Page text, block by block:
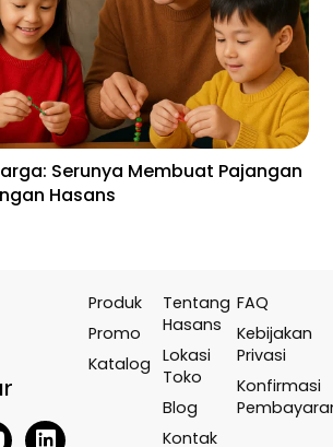
Serunya Membuat Pajangan
Hasans
Produk
Promo
Katalog
Tentang
Hasans
Lokasi
Toko
Blog
Kontak
FAQ
Kebijakan
Privasi
Konfirmasi